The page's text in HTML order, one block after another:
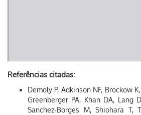
Referências citadas:
Demoly P, Adkinson NF, Brockow
Greenberger PA, Khan DA, Lang
Sanchez-Borges M, Shiohara T,